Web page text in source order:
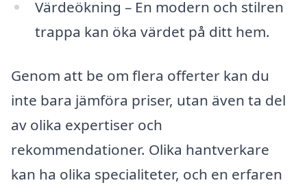
Värdeökning – En modern och stilren
trappa kan öka värdet på ditt hem.
Genom att be om flera offerter kan du
inte bara jämföra priser, utan även ta del
av olika expertiser och
rekommendationer. Olika hantverkare
kan ha olika specialiteter, och en erfaren